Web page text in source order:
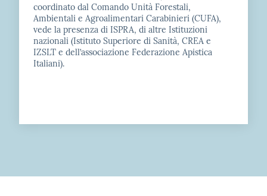
coordinato dal Comando Unità Forestali,
Ambientali e Agroalimentari Carabinieri (CUFA),
vede la presenza di ISPRA, di altre Istituzioni
nazionali (Istituto Superiore di Sanità, CREA e
IZSLT e dell’associazione Federazione Apistica
Italiani).